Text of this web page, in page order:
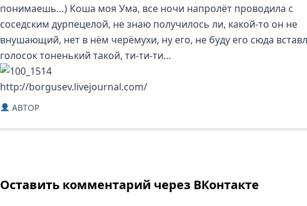
понимаешь…) Коша моя Ума, все ночи напролёт проводила с
соседским дурпецелой, не знаю получилось ли, какой-то он не
внушающий, нет в нём черёмухи, ну его, не буду его сюда
голосок тоненький такой, ти-ти-ти…
http://borgusev.livejournal.com/
ABTOP
Оставить комментарий через ВКонтакте